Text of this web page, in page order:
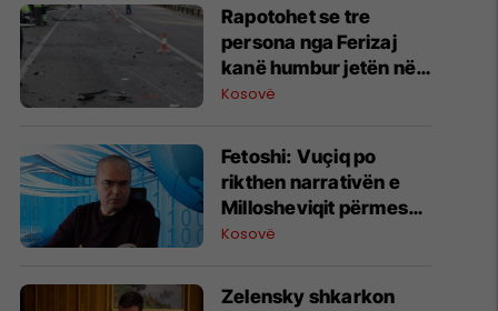
Rapotohet se tre
persona nga Ferizaj
kanë humbur jetën në
një aksident duke u
Kosovë
Fetoshi: Vuçiq po
rikthen narrativën e
Millosheviqit përmes
projektit “Bota Serbe”
Kosovë
Zelensky shkarkon